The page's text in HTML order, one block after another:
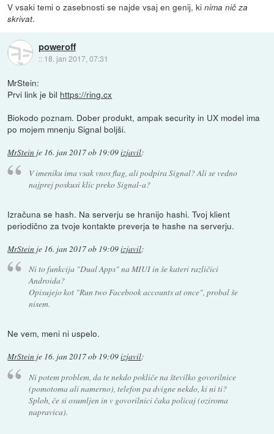
V vsaki temi o zasebnosti se najde vsaj en genij, kinima nič za
skrivat.
poweroff
:: 18. jan 2017, 07:31
MrStein:
Prvi link je bil https://ring.cx
Biokodo poznam. Dober produkt, ampak security in UX model ima
po mojem mnenju Signal boljši.
MrStein je 16. jan 2017 ob 19:09izjavil:
V imeniku ima vsak vnos flag, ali podpira Signal? Ali se vedno
najprej poskusi klic preko Signal-a?
Izračuna se hash. Na serverju se hranijo hashi. Tvoj klient
periodično za tvoje kontakte preverja te hashe na serverju.
MrStein je 16. jan 2017 ob 19:09izjavil:
Ni to funkcija "Dual Apps" na MIUI in še kateri različici
Androida?
Opisujejo kot "Run two Facebook accounts at once", probal še
nisem.
Ne vem, meni ni uspelo.
MrStein je 16. jan 2017 ob 19:09izjavil:
Ni potem problem, da te nekdo pokliče na številko govorilnice
(pomotoma ali namerno), telefon pa dvigne nekdo, ki ni ti?
Sploh, če si osumljen in v govorilnici čaka policaj (oziroma
napravica).